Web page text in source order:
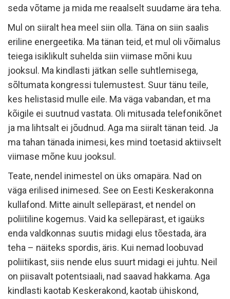
seda võtame ja mida me reaalselt suudame ära teha.
Mul on siiralt hea meel siin olla. Täna on siin saalis
eriline energeetika. Ma tänan teid, et mul oli võimalus
teiega isiklikult suhelda siin viimase mõni kuu
jooksul. Ma kindlasti jätkan selle suhtlemisega,
sõltumata kongressi tulemustest. Suur tänu teile,
kes helistasid mulle eile. Ma väga vabandan, et ma
kõigile ei suutnud vastata. Oli mitusada telefonikõnet
ja ma lihtsalt ei jõudnud. Aga ma siiralt tänan teid. Ja
ma tahan tänada inimesi, kes mind toetasid aktiivselt
viimase mõne kuu jooksul.
Teate, nendel inimestel on üks omapära. Nad on
väga erilised inimesed. See on Eesti Keskerakonna
kullafond. Mitte ainult sellepärast, et nendel on
poliitiline kogemus. Vaid ka sellepärast, et igaüks
enda valdkonnas suutis midagi elus tõestada, ära
teha – näiteks spordis, äris. Kui nemad loobuvad
poliitikast, siis nende elus suurt midagi ei juhtu. Neil
on piisavalt potentsiaali, nad saavad hakkama. Aga
kindlasti kaotab Keskerakond, kaotab ühiskond,